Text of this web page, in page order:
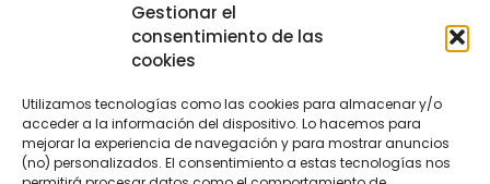
Gestionar el
consentimiento de las
cookies
Utilizamos tecnologías como las cookies para almacenar y/o
acceder a la información del dispositivo. Lo hacemos para
mejorar la experiencia de navegación y para mostrar anuncios
(no) personalizados. El consentimiento a estas tecnologías nos
CONTACTO
+34 662 342 177
info@vkssport.com
SÍGUENOS